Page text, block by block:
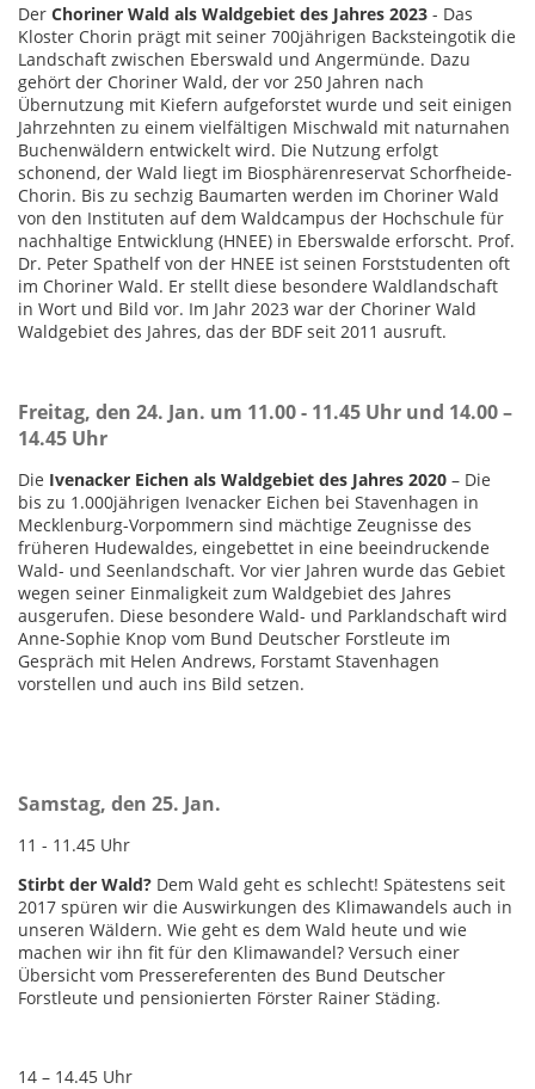
Der Choriner Wald als Waldgebiet des Jahres 2023 - Das
Kloster Chorin prägt mit seiner 700jährigen Backsteingotik die
Landschaft zwischen Eberswald und Angermünde. Dazu
gehört der Choriner Wald, der vor 250 Jahren nach
Übernutzung mit Kiefern aufgeforstet wurde und seit einigen
Jahrzehnten zu einem vielfältigen Mischwald mit naturnahen
Buchenwäldern entwickelt wird. Die Nutzung erfolgt
schonend, der Wald liegt im Biosphärenreservat Schorfheide-
Chorin. Bis zu sechzig Baumarten werden im Choriner Wald
von den Instituten auf dem Waldcampus der Hochschule für
nachhaltige Entwicklung (HNEE) in Eberswalde erforscht. Prof.
Dr. Peter Spathelf von der HNEE ist seinen Forststudenten oft
im Choriner Wald. Er stellt diese besondere Waldlandschaft
in Wort und Bild vor. Im Jahr 2023 war der Choriner Wald
Waldgebiet des Jahres, das der BDF seit 2011 ausruft.
Freitag, den 24. Jan. um 11.00 - 11.45 Uhr und 14.00 –
14.45 Uhr
Die Ivenacker Eichen als Waldgebiet des Jahres 2020 – Die
bis zu 1.000jährigen Ivenacker Eichen bei Stavenhagen in
Mecklenburg-Vorpommern sind mächtige Zeugnisse des
früheren Hudewaldes, eingebettet in eine beeindruckende
Wald- und Seenlandschaft. Vor vier Jahren wurde das Gebiet
wegen seiner Einmaligkeit zum Waldgebiet des Jahres
ausgerufen. Diese besondere Wald- und Parklandschaft wird
Anne-Sophie Knop vom Bund Deutscher Forstleute im
Gespräch mit Helen Andrews, Forstamt Stavenhagen
vorstellen und auch ins Bild setzen.
Samstag, den 25. Jan.
11 - 11.45 Uhr
Stirbt der Wald? Dem Wald geht es schlecht! Spätestens seit
2017 spüren wir die Auswirkungen des Klimawandels auch in
unseren Wäldern. Wie geht es dem Wald heute und wie
machen wir ihn fit für den Klimawandel? Versuch einer
Übersicht vom Pressereferenten des Bund Deutscher
Forstleute und pensionierten Förster Rainer Städing.
14 – 14.45 Uhr